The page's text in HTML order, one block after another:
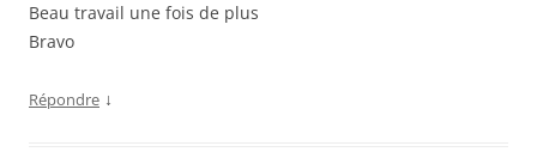
Beau travail une fois de plus
Bravo
Répondre ↓